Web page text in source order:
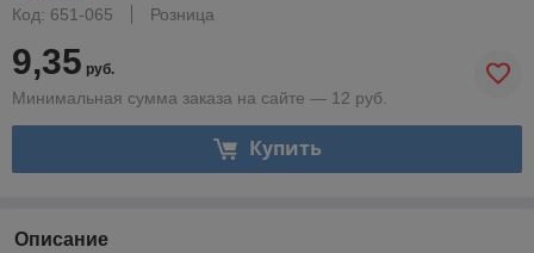
Код: 651-065
Розница
9,35 руб.
Минимальная сумма заказа на сайте — 12 руб.
Купить
Описание